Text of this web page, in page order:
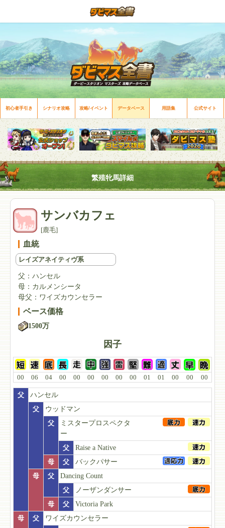
初心者手引き シナリオ攻略 攻略/イベント データベース 用語集 公式サイト
繁殖牝馬詳細
サンバカフェ
[鹿毛]
血統
レイズアネイティヴ系
父： ハンセル
母： カルメンシータ
母父： ワイズカウンセラー
ベース価格
1500万
因子
00 06 04 00 00 00 00 00 00 01 01 00 00 00
父
ハンセル
父
ウッドマン
父
ミスタープロスペクタ
ー
父
Raise a Native
母
父
バックパサー
母
父
Dancing Count
父
ノーザンダンサー
母
父
Victoria Park
母
父
ワイズカウンセラー